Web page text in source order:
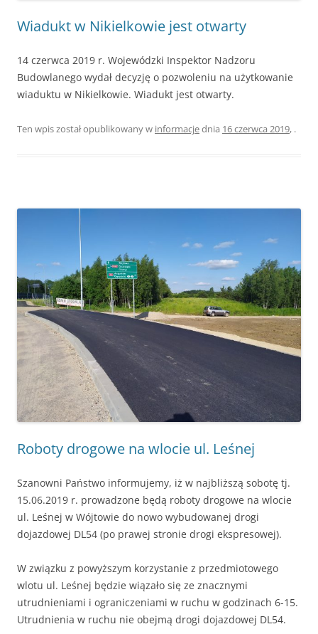
Wiadukt w Nikielkowie jest otwarty
14 czerwca 2019 r. Wojewódzki Inspektor Nadzoru
Budowlanego wydał decyzję o pozwoleniu na użytkowanie
wiaduktu w Nikielkowie. Wiadukt jest otwarty.
Ten wpis został opublikowany w informacjednia 16 czerwca 2019, .
Roboty drogowe na wlocie ul. Leśnej
Szanowni Państwo informujemy, iż w najbliższą sobotę tj.
15.06.2019 r. prowadzone będą roboty drogowe na wlocie
ul. Leśnej w Wójtowie do nowo wybudowanej drogi
dojazdowej DL54 (po prawej stronie drogi ekspresowej).
W związku z powyższym korzystanie z przedmiotowego
wlotu ul. Leśnej będzie wiązało się ze znacznymi
utrudnieniami i ograniczeniami w ruchu w godzinach 6-15.
Utrudnienia w ruchu nie obejmą drogi dojazdowej DL54.